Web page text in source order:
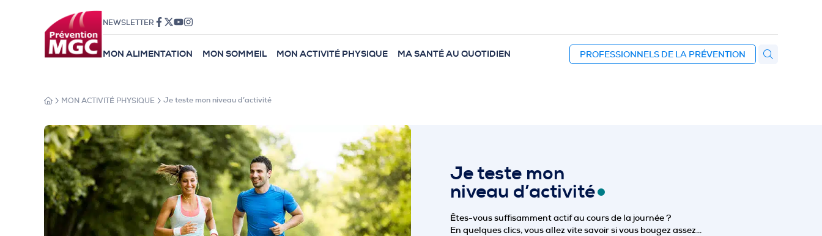
NEWSLETTER
MON ALIMENTATION MON SOMMEIL MON ACTIVITÉ PHYSIQUE MA SANTÉ AU QUOTIDIEN PROFESSIONNELS DE LA PRÉVENTION
MON ACTIVITÉ PHYSIQUE Je teste mon niveau d’activité
Je teste mon
niveau d’activité
Êtes-vous suffisamment actif au cours de la journée ?
En quelques clics, vous allez vite savoir si vous bougez assez…